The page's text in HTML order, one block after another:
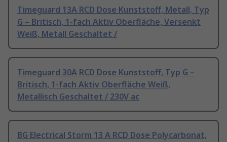
Timeguard 13A RCD Dose Kunststoff, Metall, Typ
G – Britisch, 1-fach Aktiv Oberfläche, Versenkt
Weiß, Metall Geschaltet /
Timeguard 30A RCD Dose Kunststoff, Typ G –
Britisch, 1-fach Aktiv Oberfläche Weiß,
Metallisch Geschaltet / 230V ac
BG Electrical Storm 13 A RCD Dose Polycarbonat,